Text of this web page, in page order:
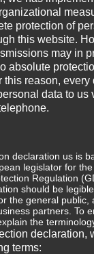
zu diesem
Entwicklung
-
protection of
this website.
may in
absolute
this reason, every
data to us
declaration us is
legislator for
Regulation
should be
the general public,
partners. To
the
declaration,
terms: